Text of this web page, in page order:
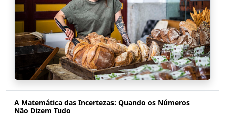
A Matemática das Incertezas: Quando os Números
Não Dizem Tudo